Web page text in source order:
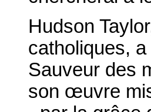
Hudson
catholiques,
Sauveur des
son œuvre